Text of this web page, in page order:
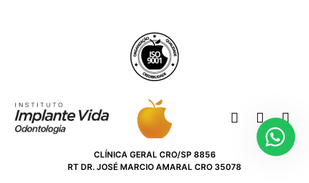
CLÍNICA GERAL CRO/SP 8856
RT DR. JOSÉ MARCIO AMARAL CRO 35078